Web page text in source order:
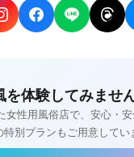
を体験してみませ
女性用風俗店で、安心・
特別プランもご用意してい